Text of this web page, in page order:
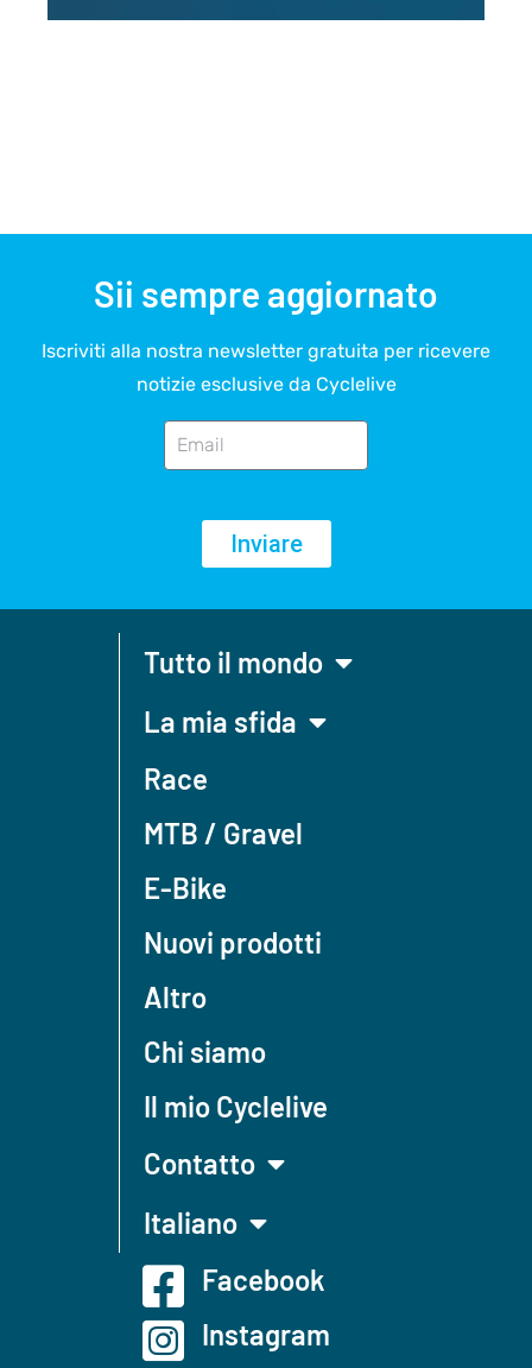
Sii sempre aggiornato
Iscriviti alla nostra newsletter gratuita per ricevere
notizie esclusive da Cyclelive
Inviare
Tutto il mondo
La mia sfida
Race
MTB / Gravel
E-Bike
Nuovi prodotti
Altro
Chi siamo
Il mio Cyclelive
Contatto
Italiano
Facebook
Instagram